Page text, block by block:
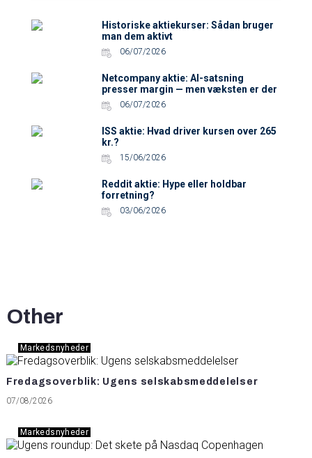
Historiske aktiekurser: Sådan bruger
man dem aktivt
06/07/2026
Netcompany aktie: AI-satsning
presser margin — men væksten er der
06/07/2026
ISS aktie: Hvad driver kursen over 265
kr.?
15/06/2026
Reddit aktie: Hype eller holdbar
forretning?
03/06/2026
Other
Markedsnyheder
Fredagsoverblik: Ugens selskabsmeddelelser
07/08/2026
Markedsnyheder